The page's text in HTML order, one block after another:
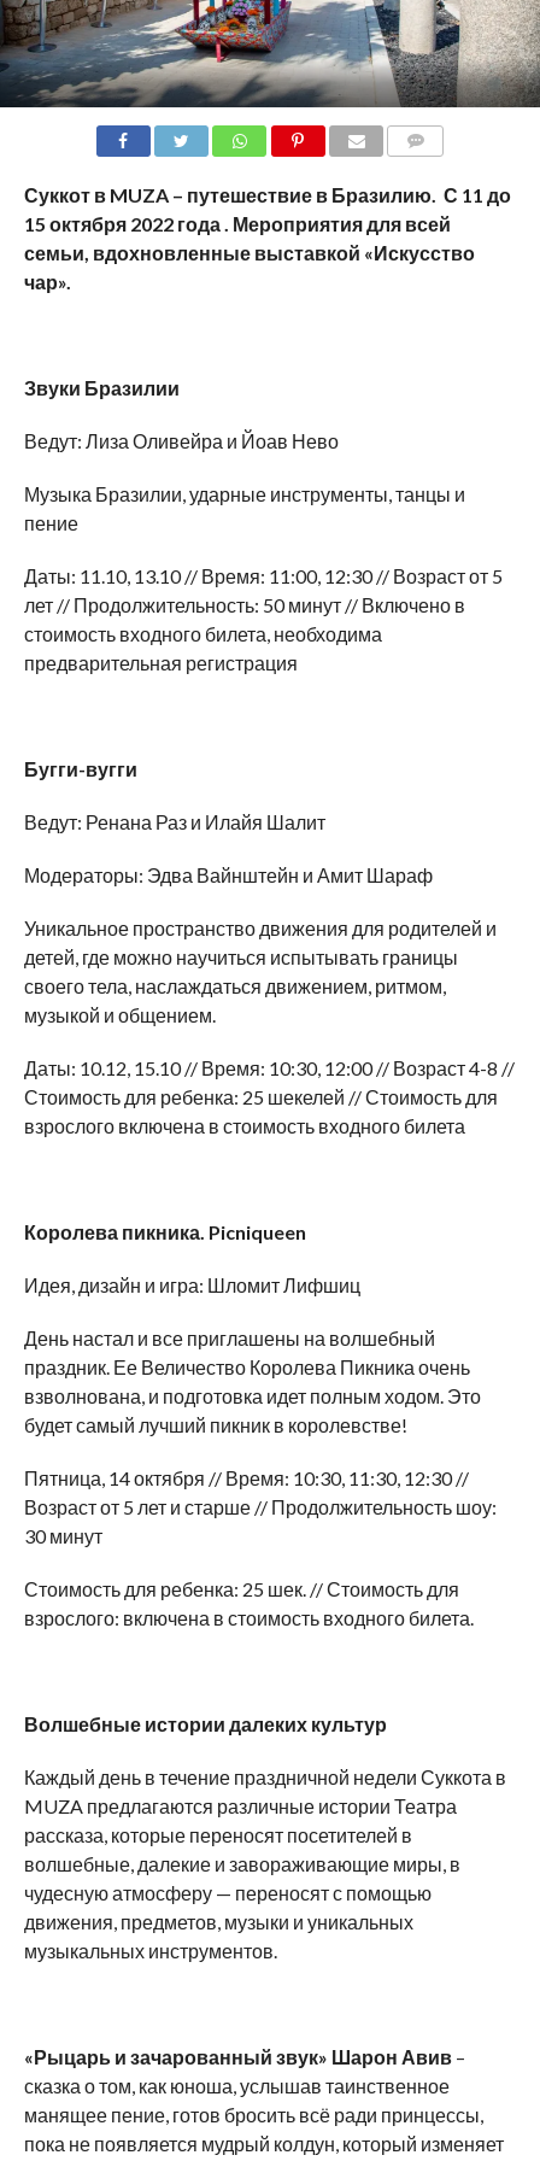
Суккот в MUZA – путешествие в Бразилию. С 11 до
15 октября 2022 года . Мероприятия для всей
семьи, вдохновленные выставкой «Искусство
чар».
Звуки Бразилии
Ведут: Лиза Оливейра и Йоав Нево
Музыка Бразилии, ударные инструменты, танцы и
пение
Даты: 11.10, 13.10 // Время: 11:00, 12:30 // Возраст от 5
лет // Продолжительность: 50 минут // Включено в
стоимость входного билета, необходима
предварительная регистрация
Бугги-вугги
Ведут: Ренана Раз и Илайя Шалит
Модераторы: Эдва Вайнштейн и Амит Шараф
Уникальное пространство движения для родителей и
детей, где можно научиться испытывать границы
своего тела, наслаждаться движением, ритмом,
музыкой и общением.
Даты: 10.12, 15.10 // Время: 10:30, 12:00 // Возраст 4-8 //
Стоимость для ребенка: 25 шекелей // Стоимость для
взрослого включена в стоимость входного билета
Королева пикника. Picniqueen
Идея, дизайн и игра: Шломит Лифшиц
День настал и все приглашены на волшебный
праздник. Ее Величество Королева Пикника очень
взволнована, и подготовка идет полным ходом. Это
будет самый лучший пикник в королевстве!
Пятница, 14 октября // Время: 10:30, 11:30, 12:30 //
Возраст от 5 лет и старше // Продолжительность шоу:
30 минут
Стоимость для ребенка: 25 шек. // Стоимость для
взрослого: включена в стоимость входного билета.
Волшебные истории далеких культур
Каждый день в течение праздничной недели Суккота в
MUZA предлагаются различные истории Театра
рассказа, которые переносят посетителей в
волшебные, далекие и завораживающие миры, в
чудесную атмосферу — переносят с помощью
движения, предметов, музыки и уникальных
музыкальных инструментов.
«Рыцарь и зачарованный звук» Шарон Авив–
сказка о том, как юноша, услышав таинственное
манящее пение, готов бросить всё ради принцессы,
пока не появляется мудрый колдун, который изменяет